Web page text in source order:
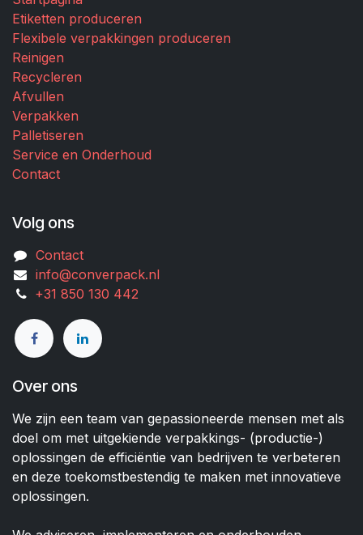
Etiketten produceren
Flexibele verpakkingen produceren
Reinigen
Recycleren
Afvullen
Verpakken
Palletiseren
Service en Onderhoud
Contact
Volg ons
Contact
info@converpack.nl
+31 850 130 442
Over ons
We zijn een team van gepassioneerde mensen met als
doel om met uitgekiende verpakkings- (productie-)
oplossingen de efficiëntie van bedrijven te verbeteren
en deze toekomstbestendig te maken met innovatieve
oplossingen.